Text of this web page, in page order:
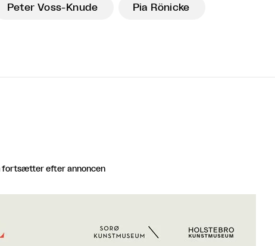
Peter Voss-Knude Pia Rönicke
fortsætter efter annoncen